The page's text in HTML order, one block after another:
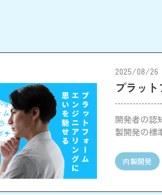
2025/08/26
プラッ
開発者の認
製開発の標
内製開発